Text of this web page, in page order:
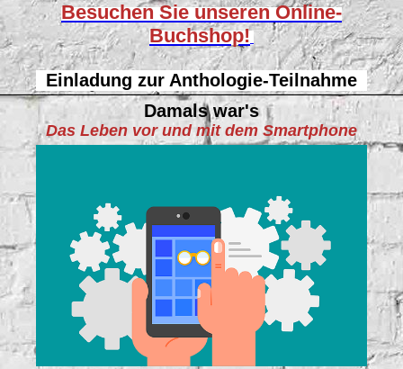
Besuchen Sie unserenOnline-
Buchshop!
Einladung zur Anthologie-Teilnahme
Damals war's
Das Leben vor und mit dem Smartphone